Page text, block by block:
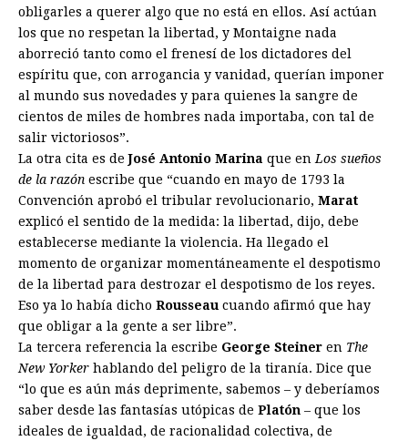
obligarles a querer algo que no está en ellos. Así actúan
los que no respetan la libertad, y Montaigne nada
aborreció tanto como el frenesí de los dictadores del
espíritu que, con arrogancia y vanidad, querían imponer
al mundo sus novedades y para quienes la sangre de
cientos de miles de hombres nada importaba, con tal de
salir victoriosos”.
La otra cita es deJosé Antonio Marina que en Los sueños
de la razón escribe que “cuando en mayo de 1793 la
Convención aprobó el tribular revolucionario, Marat
explicó el sentido de la medida: la libertad, dijo, debe
establecerse mediante la violencia. Ha llegado el
momento de organizar momentáneamente el despotismo
de la libertad para destrozar el despotismo de los reyes.
Eso ya lo había dicho Rousseau cuando afirmó que hay
que obligar a la gente a ser libre”.
La tercera referencia la escribe George Steiner en The
New Yorker hablando del peligro de la tiranía. Dice que
“lo que es aún más deprimente, sabemos – y deberíamos
saber desde las fantasías utópicas de Platón – que los
ideales de igualdad, de racionalidad colectiva, de